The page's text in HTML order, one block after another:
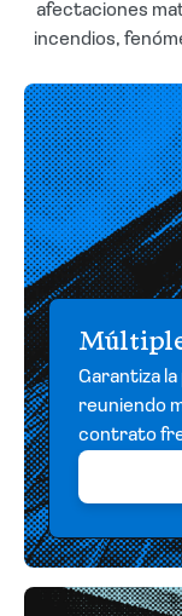
afectaciones
incendios,
Garantiza
reuniendo
contrato